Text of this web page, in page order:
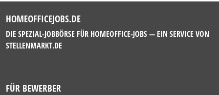
HOMEOFFICEJOBS.DE
DIE SPEZIAL-JOBBÖRSE FÜR HOMEOFFICE-JOBS — EIN SERVICE VON
STELLENMARKT.DE
FÜR BEWERBER